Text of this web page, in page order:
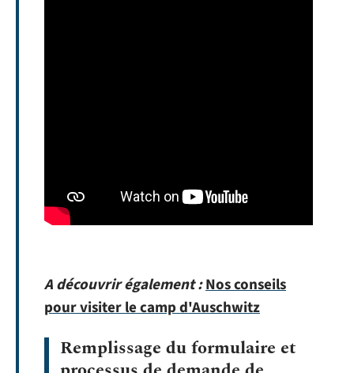
A découvrir également :Nos conseils
pour visiter le camp d'Auschwitz
Remplissage du formulaire et